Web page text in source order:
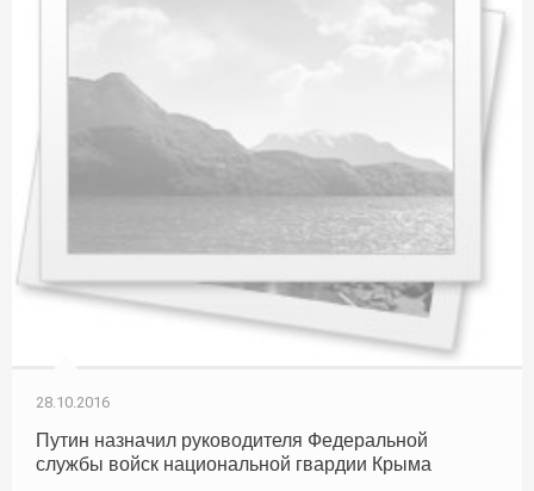
28.10.2016
Путин назначил руководителя Федеральной
службы войск национальной гвардии Крыма